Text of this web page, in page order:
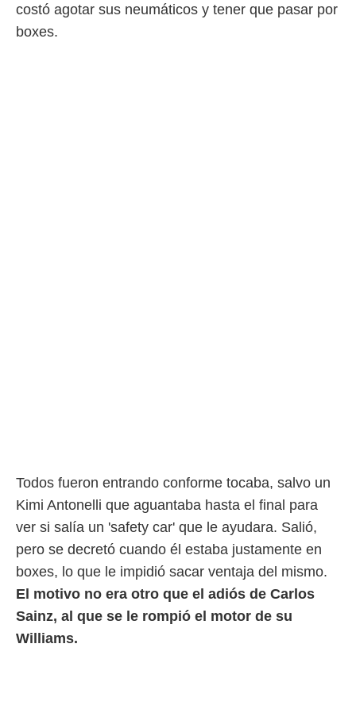
costó agotar sus neumáticos y tener que pasar por
boxes.
Todos fueron entrando conforme tocaba, salvo un
Kimi Antonelli que aguantaba hasta el final para
ver si salía un 'safety car' que le ayudara. Salió,
pero se decretó cuando él estaba justamente en
boxes, lo que le impidió sacar ventaja del mismo.
El motivo no era otro que el adiós de Carlos
Sainz, al que se le rompió el motor de su
Williams.